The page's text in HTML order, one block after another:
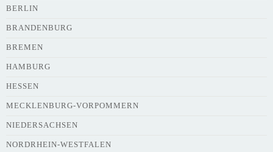
Webseite
BERLIN
BRANDENBURG
BREMEN
HAMBURG
HESSEN
MECKLENBURG-VORPOMMERN
NIEDERSACHSEN
NORDRHEIN-WESTFALEN